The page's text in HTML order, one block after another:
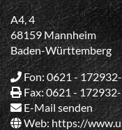
A4, 4
68159 Mannheim
Baden-Württemberg
Fon: 0621 -
Fax: 0621 -
E-Mail senden
Web: https://